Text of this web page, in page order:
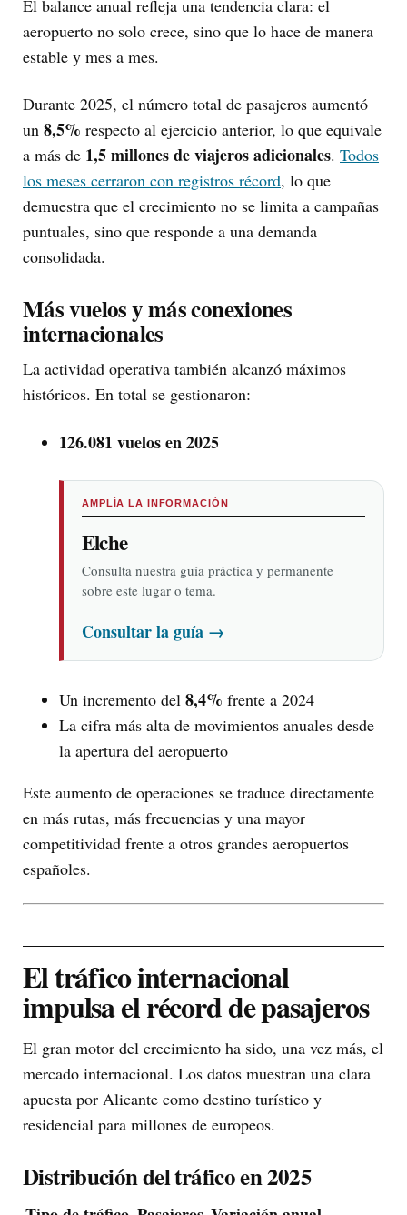
El balance anual refleja una tendencia clara: el
aeropuerto no solo crece, sino que lo hace de manera
estable y mes a mes.
Durante 2025, el número total de pasajeros aumentó
un 8,5% respecto al ejercicio anterior, lo que equivale
a más de 1,5 millones de viajeros adicionales. Todos
los meses cerraron con registros récord, lo que
demuestra que el crecimiento no se limita a campañas
puntuales, sino que responde a una demanda
consolidada.
Más vuelos y más conexiones
internacionales
La actividad operativa también alcanzó máximos
históricos. En total se gestionaron:
126.081 vuelos en 2025
AMPLÍA LA INFORMACIÓN
Elche
Consulta nuestra guía práctica y permanente
sobre este lugar o tema.
Consultar la guía →
Un incremento del 8,4% frente a 2024
La cifra más alta de movimientos anuales desde
la apertura del aeropuerto
Este aumento de operaciones se traduce directamente
en más rutas, más frecuencias y una mayor
competitividad frente a otros grandes aeropuertos
españoles.
El tráfico internacional
impulsa el récord de pasajeros
El gran motor del crecimiento ha sido, una vez más, el
mercado internacional. Los datos muestran una clara
apuesta por Alicante como destino turístico y
residencial para millones de europeos.
Distribución del tráfico en 2025